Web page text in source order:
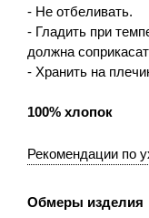
- Не отбеливать.
- Гладить при
должна
- Хранить на
100% хлопок
Рекомендации по
Обмеры изделия